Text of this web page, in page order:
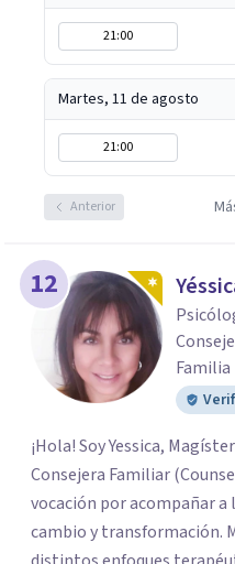
21:00
Martes, 11 de agosto
21:00
Anterior
12
Familia
¡Hola! Soy Yessica,
Consejera Familiar
vocación por acompañar
cambio y transformación.